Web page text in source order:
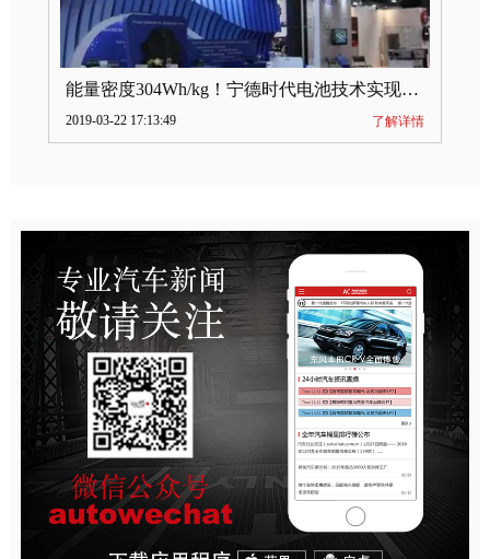
能量密度304Wh/kg！宁德时代电池技术实现突破
2019-03-22 17:13:49 了解详情